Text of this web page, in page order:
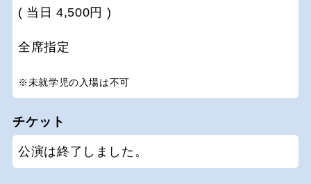
( 当日 4,500円 )
全席指定
※未就学児の入場は不可
チケット
公演は終了しました。